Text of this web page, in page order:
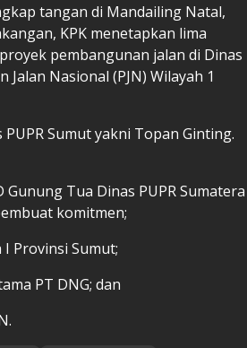
tangan di Mandailing Natal,
KPK menetapkan lima
pembangunan jalan di Dinas
Jalan Nasional (PJN) Wilayah 1
Sumut yakni Topan Ginting.
Gunung Tua Dinas PUPR Sumatera
komitmen;
I Provinsi Sumut;
PT DNG; dan